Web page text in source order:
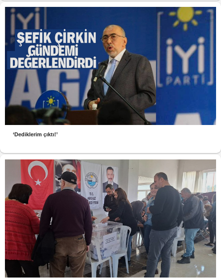
‘Dediklerim çıktı!’